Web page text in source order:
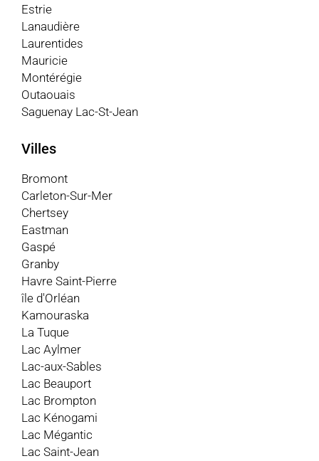
Estrie
Lanaudière
Laurentides
Mauricie
Montérégie
Outaouais
Saguenay Lac-St-Jean
Villes
Bromont
Carleton-Sur-Mer
Chertsey
Eastman
Gaspé
Granby
Havre Saint-Pierre
île d'Orléan
Kamouraska
La Tuque
Lac Aylmer
Lac-aux-Sables
Lac Beauport
Lac Brompton
Lac Kénogami
Lac Mégantic
Lac Saint-Jean